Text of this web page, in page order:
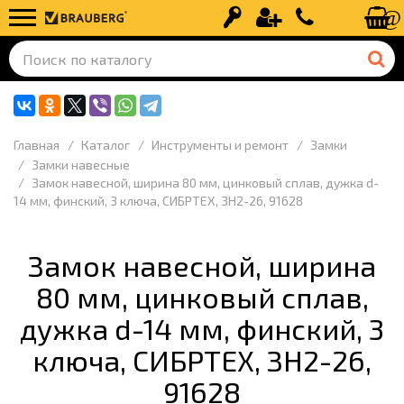
Вход Регистрация+7 (499) 110-
Главная Каталог Инструменты и ремонт
Замки
Замки навесные
Замок навесной, ширина 80 мм, цинковый сплав, дужка d-
14 мм, финский, 3 ключа, СИБРТЕХ, ЗН2-26, 91628
Замок навесной, ширина
80 мм, цинковый сплав,
дужка d-14 мм, финский, 3
ключа, СИБРТЕХ, ЗН2-26,
91628